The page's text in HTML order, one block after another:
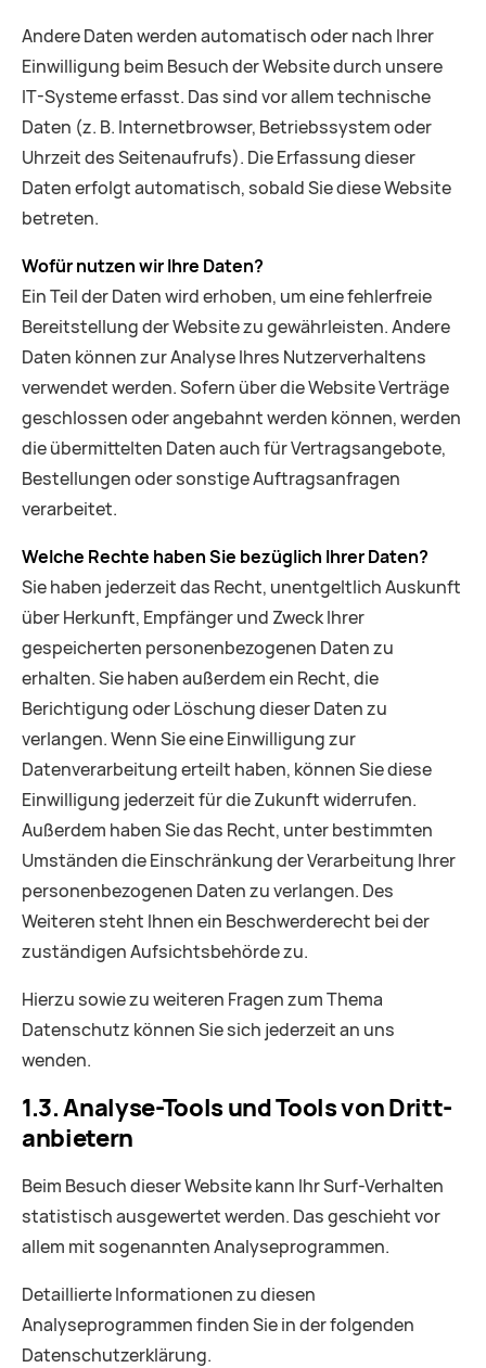
Andere Daten werden automatisch oder nach Ihrer
Einwilligung beim Besuch der Website durch unsere
IT-Systeme erfasst. Das sind vor allem technische
Daten (z. B. Internetbrowser, Betriebssystem oder
Uhrzeit des Seitenaufrufs). Die Erfassung dieser
Daten erfolgt automatisch, sobald Sie diese Website
betreten.
Wofür nutzen wir Ihre Daten?
Ein Teil der Daten wird erhoben, um eine fehlerfreie
Bereitstellung der Website zu gewährleisten. Andere
Daten können zur Analyse Ihres Nutzerverhaltens
verwendet werden. Sofern über die Website Verträge
geschlossen oder angebahnt werden können, werden
die übermittelten Daten auch für Vertragsangebote,
Bestellungen oder sonstige Auftragsanfragen
verarbeitet.
Welche Rechte haben Sie bezüglich Ihrer Daten?
Sie haben jederzeit das Recht, unentgeltlich Auskunft
über Herkunft, Empfänger und Zweck Ihrer
gespeicherten personenbezogenen Daten zu
erhalten. Sie haben außerdem ein Recht, die
Berichtigung oder Löschung dieser Daten zu
verlangen. Wenn Sie eine Einwilligung zur
Datenverarbeitung erteilt haben, können Sie diese
Einwilligung jederzeit für die Zukunft widerrufen.
Außerdem haben Sie das Recht, unter bestimmten
Umständen die Einschränkung der Verarbeitung Ihrer
personenbezogenen Daten zu verlangen. Des
Weiteren steht Ihnen ein Beschwerderecht bei der
zuständigen Aufsichtsbehörde zu.
Hierzu sowie zu weiteren Fragen zum Thema
Datenschutz können Sie sich jederzeit an uns
wenden.
1.3. Analyse-Tools und Tools von Dritt­
anbietern
Beim Besuch dieser Website kann Ihr Surf-Verhalten
statistisch ausgewertet werden. Das geschieht vor
allem mit sogenannten Analyseprogrammen.
Detaillierte Informationen zu diesen
Analyseprogrammen finden Sie in der folgenden
Datenschutzerklärung.